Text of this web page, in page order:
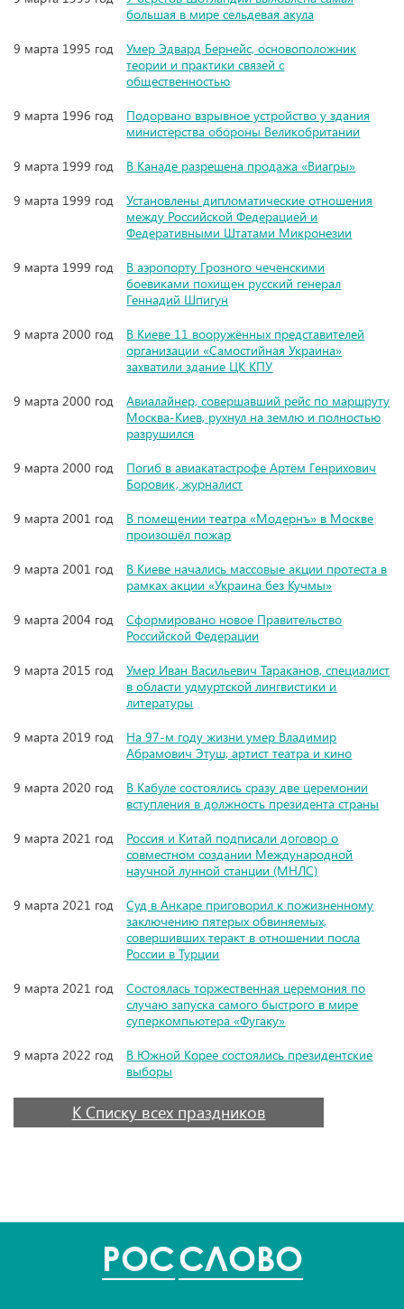
большая в мире сельдевая акула
9 марта 1995 год
Умер Эдвард Бернейс, основоположник
теории и практики связей с
общественностью
9 марта 1996 год
Подорвано взрывное устройство у здания
министерства обороны Великобритании
9 марта 1999 год
В Канаде разрешена продажа «Виагры»
9 марта 1999 год
Установлены дипломатические отношения
между Российской Федерацией и
Федеративными Штатами Микронезии
9 марта 1999 год
В аэропорту Грозного чеченскими
боевиками похищен русский генерал
Геннадий Шпигун
9 марта 2000 год
В Киеве 11 вооружённых представителей
организации «Самостийная Украина»
захватили здание ЦК КПУ
9 марта 2000 год
Авиалайнер, совершавший рейс по маршруту
Москва-Киев, рухнул на землю и полностью
разрушился
9 марта 2000 год
Погиб в авиакатастрофе Артём Генрихович
Боровик, журналист
9 марта 2001 год
В помещении театра «Модернъ» в Москве
произошёл пожар
9 марта 2001 год
В Киеве начались массовые акции протеста в
рамках акции «Украина без Кучмы»
9 марта 2004 год
Сформировано новое Правительство
Российской Федерации
9 марта 2015 год
Умер Иван Васильевич Тараканов, специалист
в области удмуртской лингвистики и
литературы
9 марта 2019 год
На 97-м году жизни умер Владимир
Абрамович Этуш, артист театра и кино
9 марта 2020 год
В Кабуле состоялись сразу две церемонии
вступления в должность президента страны
9 марта 2021 год
Россия и Китай подписали договор о
совместном создании Международной
научной лунной станции (МНЛС)
9 марта 2021 год
Суд в Анкаре приговорил к пожизненному
заключению пятерых обвиняемых,
совершивших теракт в отношении посла
России в Турции
9 марта 2021 год
Состоялась торжественная церемония по
случаю запуска самого быстрого в мире
суперкомпьютера «Фугаку»
9 марта 2022 год
В Южной Корее состоялись президентские
выборы
К Списку всех праздников
POCСЛОВО